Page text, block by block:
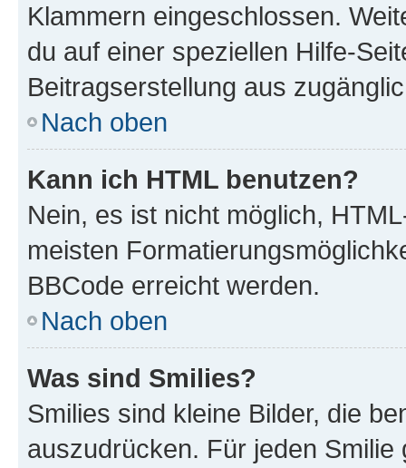
Klammern eingeschlossen.
du auf einer speziellen Hilfe-
Beitragserstellung aus
Nach oben
Kann ich HTML benutzen?
Nein, es ist nicht möglich,
meisten
BBCode erreicht werden.
Nach oben
Was sind Smilies?
Smilies sind kleine Bilder, die
auszudrücken. Für jeden